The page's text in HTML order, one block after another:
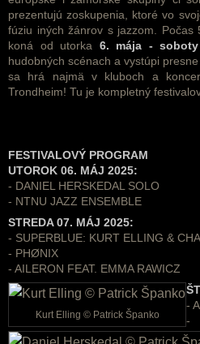
prezentujú zoskupenia, ktoré vo
fúziu iných žánrov s jazzom. Počas
koná od utorka 6. mája -
hudobných scénach a vystúpi
sa hrá najmä v kluboch a
Trondheim! Tu je kompletný
FESTIVALOVÝ PROGRAM
UTOROK 06. MÁJ 2025:
- DANIEL HERSKEDAL SOLO
- NTNU JAZZ ENSEMBLE
STREDA 07. MÁJ 2025:
- SUPERBLUE: KURT ELLING &
- PHØNIX
- AILERON FEAT. EMMA RAWICZ
Kurt Elling © Patrick Španko
-
-